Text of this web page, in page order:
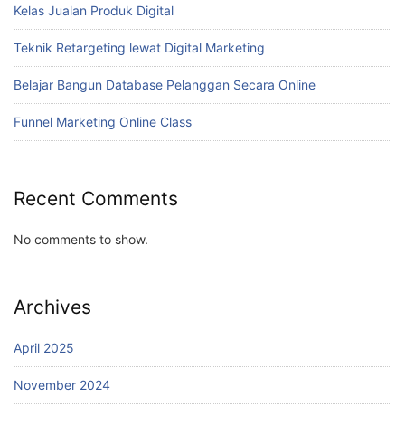
Kelas Jualan Produk Digital
Teknik Retargeting lewat Digital Marketing
Belajar Bangun Database Pelanggan Secara Online
Funnel Marketing Online Class
Recent Comments
No comments to show.
Archives
April 2025
November 2024